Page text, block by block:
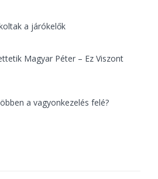
a járókelők
Magyar Péter – Ez Viszont
a vagyonkezelés felé?